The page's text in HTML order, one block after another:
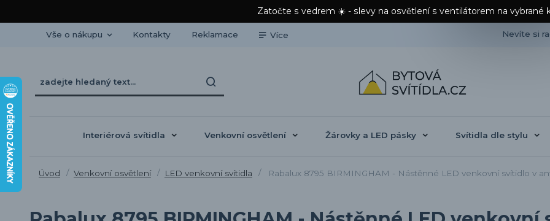
Zatočte s vedrem ☀️ - slevy na osvětlení s ventilátorem na vybrané
Vše o nákupu Kontakty Reklamace Více Nevíte si
Interiérová svítidla Venkovní osvětlení Žárovky a LED pásky Svítidla dle stylu
Úvod Venkovní osvětlení LED venkovní svítidla Rabalux 8795 BIRMINGHAM - Nástěnné LED venkovní svítidlo v